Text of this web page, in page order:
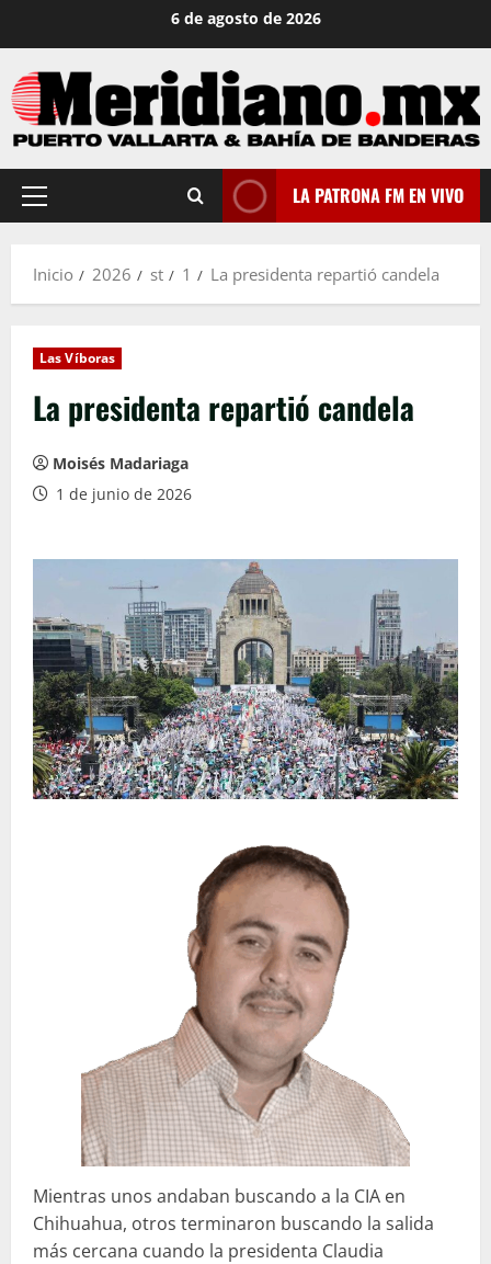
contenido
6 de agosto de 2026
Menú
LA PATRONA FM EN VIVO
Inicio 2026 st 1 La presidenta repartió candela
Las Víboras
La presidenta repartió candela
Moisés Madariaga
1 de junio de 2026
Mientras unos andaban buscando a la CIA en
Chihuahua, otros terminaron buscando la salida
más cercana cuando la presidenta Claudia